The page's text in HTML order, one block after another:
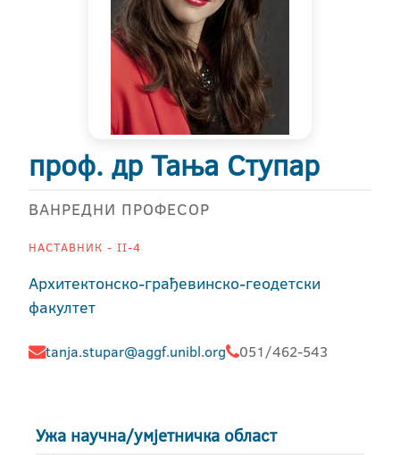
проф. др Тања Ступар
ВАНРЕДНИ ПРОФЕСОР
НАСТАВНИК - II-4
Архитектонско-грађевинско-геодетски
факултет
tanja.stupar@aggf.unibl.org 051/462-543
Ужа научна/умјетничка област